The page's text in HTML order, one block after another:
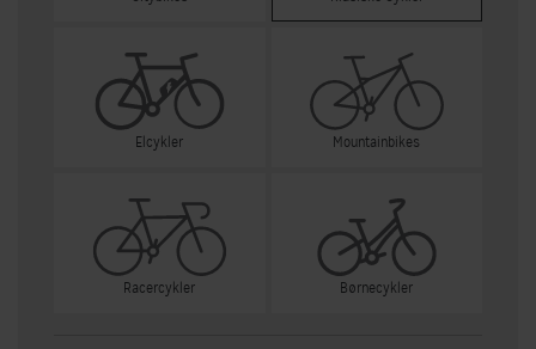
Elcykler Mountainbikes
Racercykler Børnecykler